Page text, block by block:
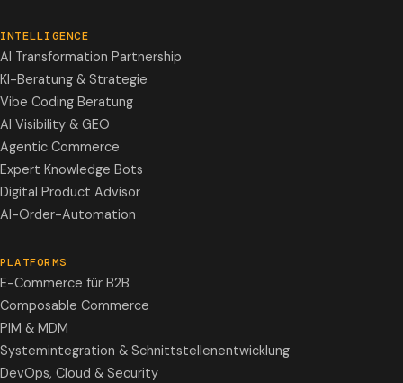
INTELLIGENCE
AI Transformation Partnership
KI-Beratung & Strategie
Vibe Coding Beratung
AI Visibility & GEO
Agentic Commerce
Expert Knowledge Bots
Digital Product Advisor
AI-Order-Automation
PLATFORMS
E-Commerce für B2B
Composable Commerce
PIM & MDM
Systemintegration & Schnittstellenentwicklung
DevOps, Cloud & Security